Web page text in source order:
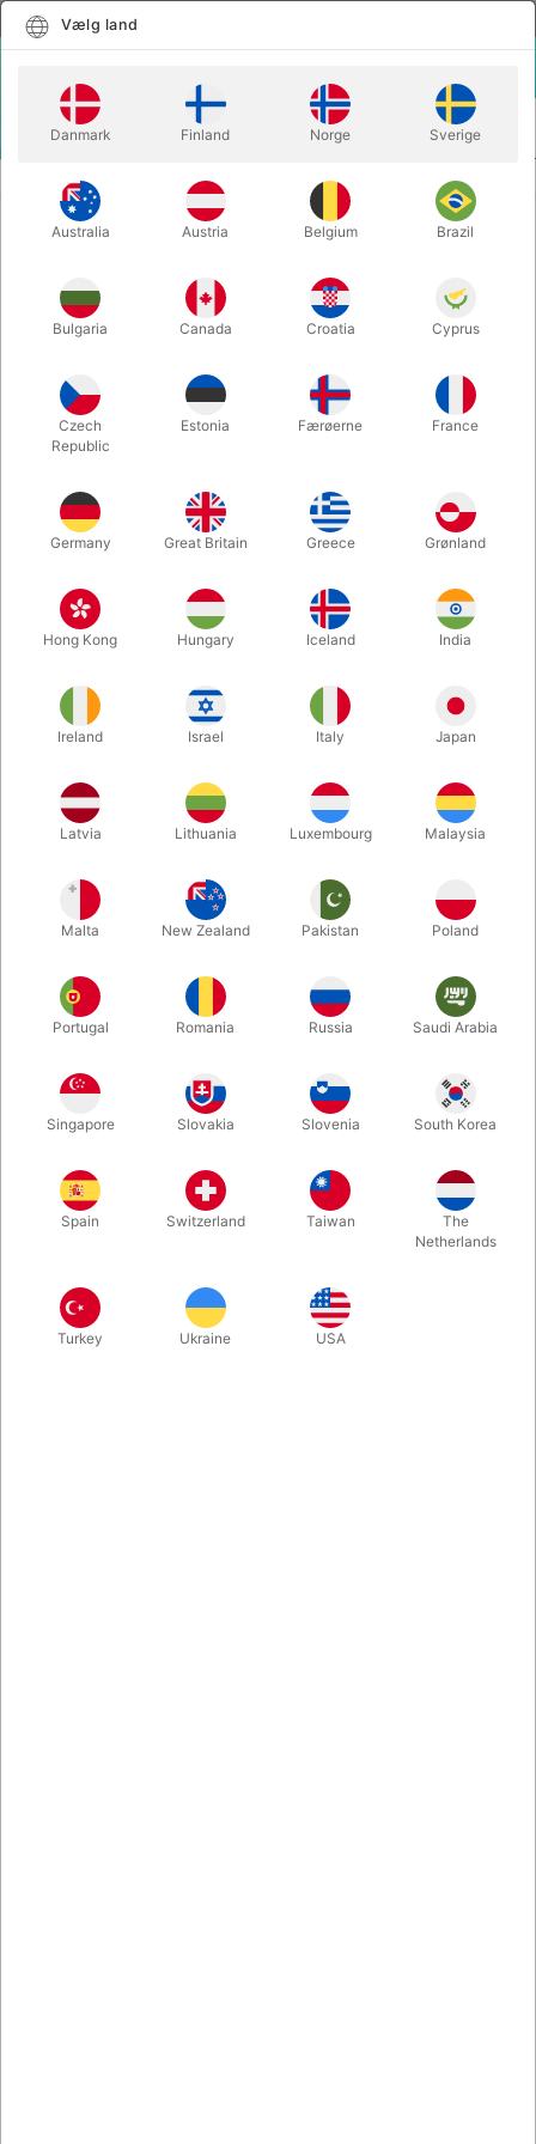
BLANK MAGIC SPRING BANNERS (3 stk.)
BLANK MAGIC SPRING BANNERS
(3 stk.)
Varenummer:
Forstør
DKK 195,00/ stkinkl. moms
Køb nu Gem
og på den måde give beskeder til dit publikum. Sjove,
selvironiske, overraskende, oplysende eller skøre beskeder.
Bannerne er blanke, så du skriver selv hvad du ønsker. Pakke
Mere information
Vælg land
Danmark Finland Norge Sverige
Australia Austria Belgium Brazil
Bulgaria Canada Croatia Cyprus
Czech
Republic
Estonia Færøerne France
Germany Great Britain Greece Grønland
Hong Kong Hungary Iceland India
Ireland Israel Italy Japan
Latvia Lithuania Luxembourg Malaysia
Malta New Zealand Pakistan Poland
Portugal Romania Russia Saudi Arabia
Singapore Slovakia Slovenia South Korea
Spain Switzerland Taiwan
The
Netherlands
Turkey Ukraine USA